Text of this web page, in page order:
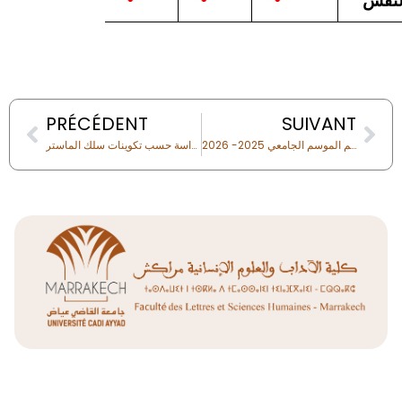
PrevPRÉCÉDENT
لوائح الطالبات والطلبة الذين اتموا عملية التسجيل بمشروع نهاية الدراسة حسب تكوينات سلك الماستر
SUIVANT
البرمجة التفصيلية لامتحانات وحدات اللغات الأجنبية والمهارات الدورة الربيعية- الدورة الاستدراكيةبرسم الموسم الجامعي 2025- 2026